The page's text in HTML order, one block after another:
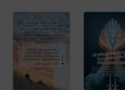
success from
work and
people)